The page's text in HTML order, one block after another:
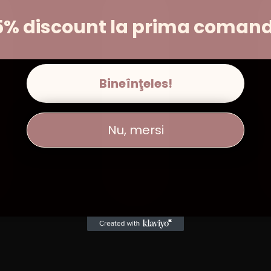
discount la prima
Bineînţeles!
Nu, mersi